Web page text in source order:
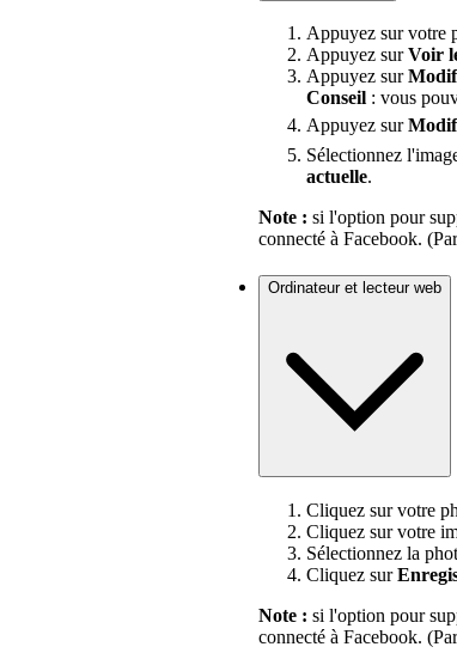
Appuyez sur votre
Appuyez surVoir
Appuyez sur
Conseil : vous
Appuyez sur
Sélectionnez
actuelle.
Note : si l'option pour
connecté à Facebook.
Ordinateur et lecteur web
Cliquez sur votre
Cliquez sur votre
Sélectionnez la
Cliquez sur
Note : si l'option pour
connecté à Facebook.